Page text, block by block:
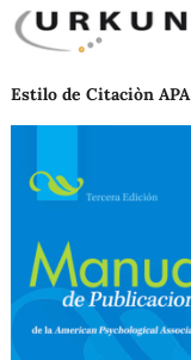
Estilo de Citaciòn APA